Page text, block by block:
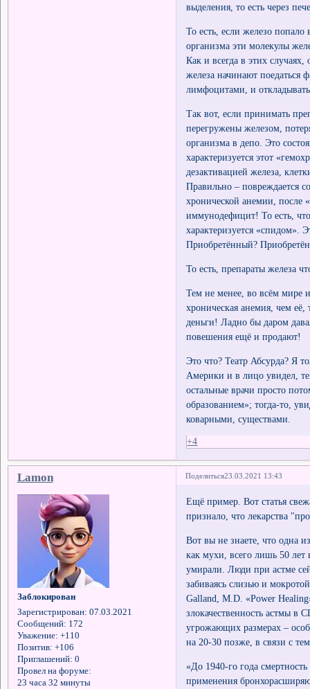
выделения, то есть через
То есть, если железо
организма эти молекулы
Как и всегда в этих
железа начинают поедаться
лимфоцитами, и
Так вот, если принимать
перегружены железом,
организма в депо. Это
характеризуется этот
дезактивацией железа,
Правильно – повреждается
хронической анемии, после
иммунодефицит! То есть,
характеризуется «спидом».
Приобретённый?
То есть, препараты железа
Тем не менее, во всём мире
хроническая анемия, чем её,
деньги! Ладно бы даром
повешения ещё и продают!
Это что? Театр Абсурда? Я
Америки и в лицо увидел,
остальные врачи просто
образованием»; тогда-то,
коварными, существами.
+4
Поделиться23.03.2021 13:43
Lamon
Заблокирован
Зарегистрирован: 07.03.2021
Сообщений: 172
Уважение: +110
Позитив: +106
Приглашений: 0
Провел на форуме:
23 часа 32 минуты
Ещё пример. Вот статья
признало, что лекарства
Вот вы не знаете, что одна
как мухи, всего лишь 50 лет
умирали. Люди при астме
забиваясь слизью и
Galland, M.D. «Power
злокачественность астмы в
угрожающих размерах –
на 20-30 позже, в связи с
«До 1940-го года
применения